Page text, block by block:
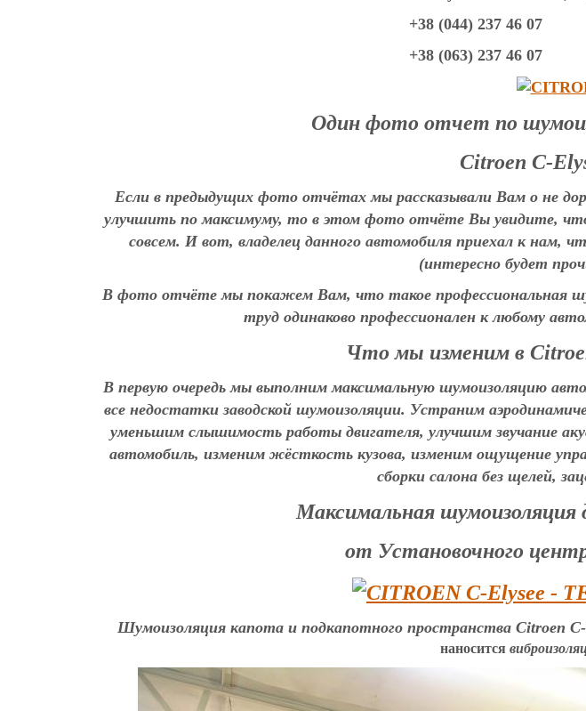
+38 (044) 237 46
+38 (063) 237 46
Один фото отчет по
Citroen C-
Если в предыдущих фото отчётах мы рассказывали Вам о не
улучшить по максимуму, то в этом фото отчёте Вы увидите,
совсем. И вот, владелец данного автомобиля приехал к нам,
(интересно будет
В фото отчёте мы покажем Вам, что такое
труд одинаково профессионален к любому
Что мы изменим в
В первую очередь мы выполним максимальную шумоизоляцию
все недостатки заводской шумоизоляции. Устраним
уменьшим слышимость работы двигателя, улучшим звучание
автомобиль, изменим жёсткость кузова, изменим ощущение
сборки салона без щелей,
Максимальная шумоизоляция
от Установочного
Шумоизоляция капота и подкапотного пространства Citroen C-
наносится